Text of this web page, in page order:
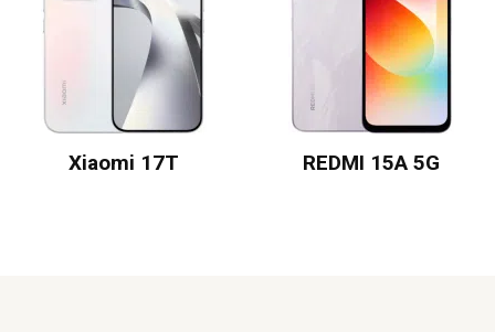
Xiaomi 17T REDMI 15A 5G